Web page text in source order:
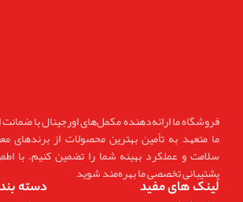
فروشگاه ما ارائه‌دهنده مکمل‌های اورجینال با
ما متعهد به تأمین بهترین محصولات از برندهای
سلامت و عملکرد بهینه شما را تضمین کنیم. با
پشتیبانی تخصصی ما بهره‌مند شوید
لینک های مفید دسته